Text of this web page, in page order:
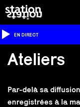
EN DIRECT
Ateliers
Par-delà sa
enregistrées à la